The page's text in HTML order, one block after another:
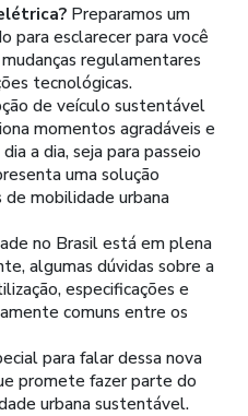
Preparamos um
para esclarecer para você
regulamentares
tecnológicas.
de veículo sustentável
momentos agradáveis e
a dia, seja para passeio
uma solução
mobilidade urbana
no Brasil está em plena
algumas dúvidas sobre a
especificações e
comuns entre os
para falar dessa nova
promete fazer parte do
urbana sustentável.